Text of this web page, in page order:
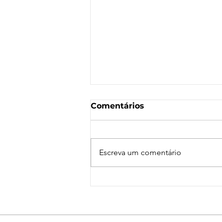
Comentários
Escreva um comentário